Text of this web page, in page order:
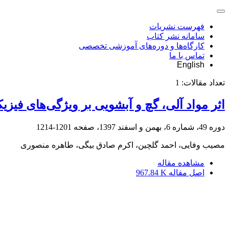
فهرست نشریات
سامانه نشر کتاب
کارگاه‌ها و دوره‌های آموزشی تخصصی
تماس با ما
English
تعداد مقالات: 1
اثر مواد آلی، گچ و آبشویی بر ویژگی‌های
دوره 49، شماره 6، بهمن و اسفند 1397، صفحه 1201-1214
مصیب وفایی، احمد گلچین، اکرم صادق بیگی، طاهره منصوری
مشاهده مقاله
اصل مقاله 967.84 K